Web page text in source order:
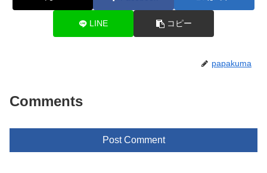
LINE コピー
papakuma
Comments
Post Comment